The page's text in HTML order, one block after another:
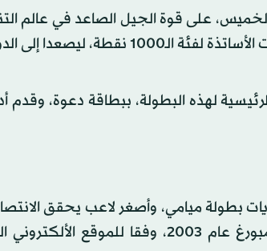
على قوة الجيل الصاعد في عالم
الدور الثاني في المسابقة.
الأدوار الرئيسية لهذه البطولة، ببطاقة دعوة،
بطولة ميامي، وأصغر لاعب يحقق
الفئة بصفة عامة منذ الإسباني رافاييل نادال في هامبورغ